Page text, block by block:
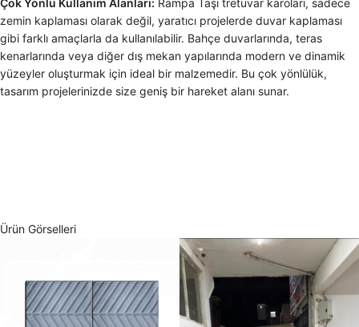
Çok Yönlü Kullanım Alanları: Rampa Taşı tretuvar karoları, sadece
zemin kaplaması olarak değil, yaratıcı projelerde duvar kaplaması
gibi farklı amaçlarla da kullanılabilir. Bahçe duvarlarında, teras
kenarlarında veya diğer dış mekan yapılarında modern ve dinamik
yüzeyler oluşturmak için ideal bir malzemedir. Bu çok yönlülük,
tasarım projelerinizde size geniş bir hareket alanı sunar.
Ürün Görselleri